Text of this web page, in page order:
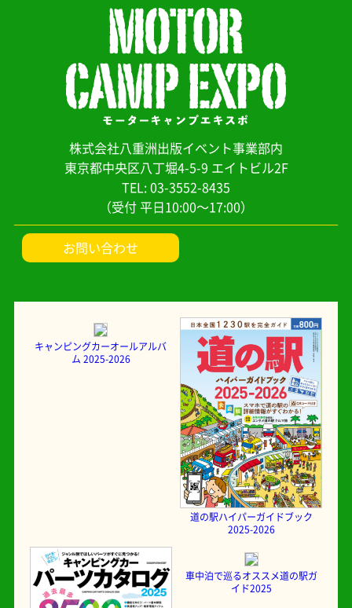
株式会社八重洲出版イベント事業部内
東京都中央区八丁堀4-5-9 エイトビル2F
TEL: 03-3552-8435
（受付 平日10:00～17:00）
お問い合わせ
キャンピングカーオールアルバ
ム 2025-2026
道の駅ハイパーガイドブック
2025-2026
車中泊で巡るオススメ道の駅ガ
イド2025